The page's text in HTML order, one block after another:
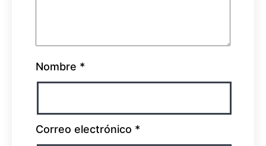
Nombre *
Correo electrónico *